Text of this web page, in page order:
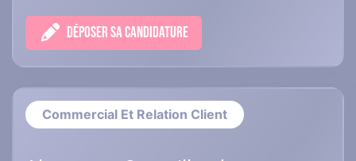
DÉPOSER SA CANDIDATURE
Commercial Et Relation Client